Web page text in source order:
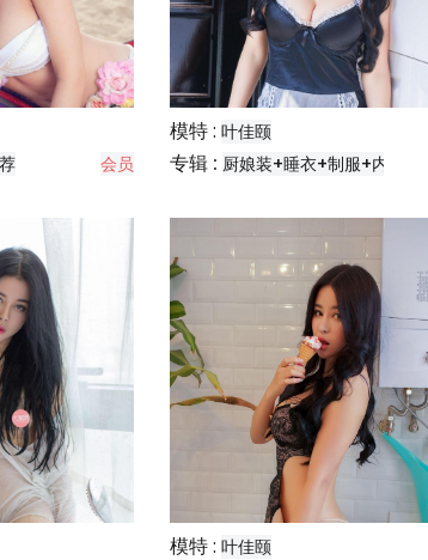
会员
模特 : 叶佳颐
专辑 : 厨娘装+睡衣+制服+内搭
模特 : 叶佳颐